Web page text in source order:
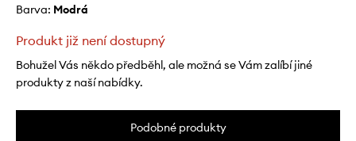
Barva: modrá
Produkt již není dostupný
Bohužel Vás někdo předběhl, ale možná se Vám zalíbí jiné
produkty z naší nabídky.
Podobné produkty